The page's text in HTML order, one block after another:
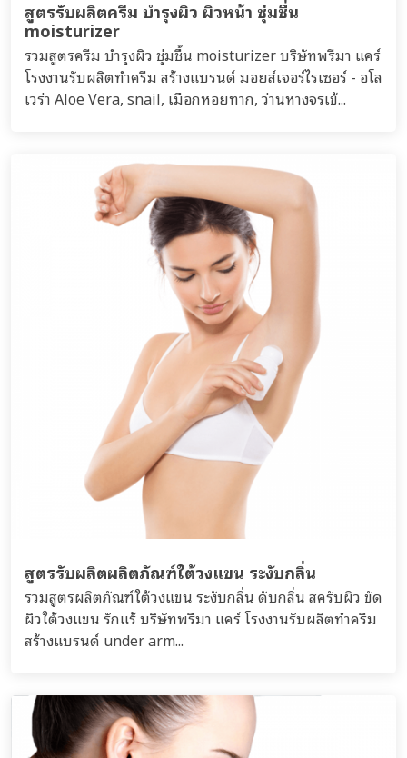
สูตรรับผลิตครีม บำรุงผิว ผิวหน้า ชุ่มชื่น
moisturizer
รวมสูตรครีม บำรุงผิว ชุ่มชื้น moisturizer บริษัทพรีมา แคร์
โรงงานรับผลิตทำครีม สร้างแบรนด์ มอยส์เจอร์ไรเซอร์ - อโล
เวร่า Aloe Vera, snail, เมือกหอยทาก, ว่านหางจรเข้...
สูตรรับผลิตผลิตภัณฑ์ใต้วงแขน ระงับกลิ่น
รวมสูตรผลิตภัณฑ์ใต้วงแขน ระงับกลิ่น ดับกลิ่น สครับผิว ขัด
ผิวใต้วงแขน รักแร้ บริษัทพรีมา แคร์ โรงงานรับผลิตทำครีม
สร้างแบรนด์ under arm...